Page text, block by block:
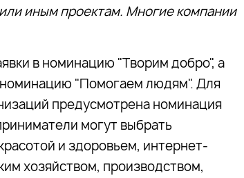
иным проектам. Многие компании
в номинацию "Творим добро", а
"Помогаем людям". Для
предусмотрена номинация
могут выбрать
и здоровьем, интернет-
хозяйством, производством,